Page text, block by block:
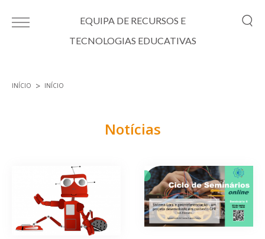
EQUIPA DE RECURSOS E
TECNOLOGIAS EDUCATIVAS
INÍCIO INÍCIO
Notícias
Páginas